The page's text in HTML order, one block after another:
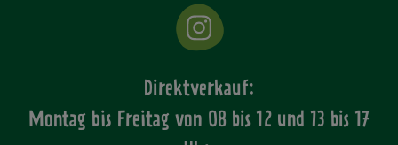
Direktverkauf:
Montag bis Freitag von 08 bis 12 und 13 bis 17